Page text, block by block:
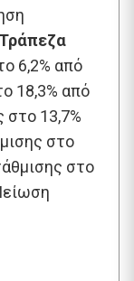
Τράπεζα
6,2% από
18,3% από
13,7%
στο
στο